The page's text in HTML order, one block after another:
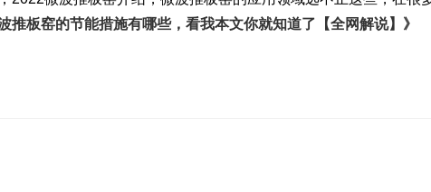
推板窑的节能措施有哪些，看我本文你就知道了【全网解说】》